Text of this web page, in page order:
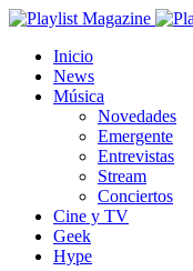
Inicio
News
Música
Novedades
Emergente
Entrevistas
Stream
Conciertos
Cine y TV
Geek
Hype